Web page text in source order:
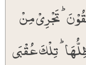
تَجۡرِیۡ مِنۡ
تِلۡکَ عُقۡبَی